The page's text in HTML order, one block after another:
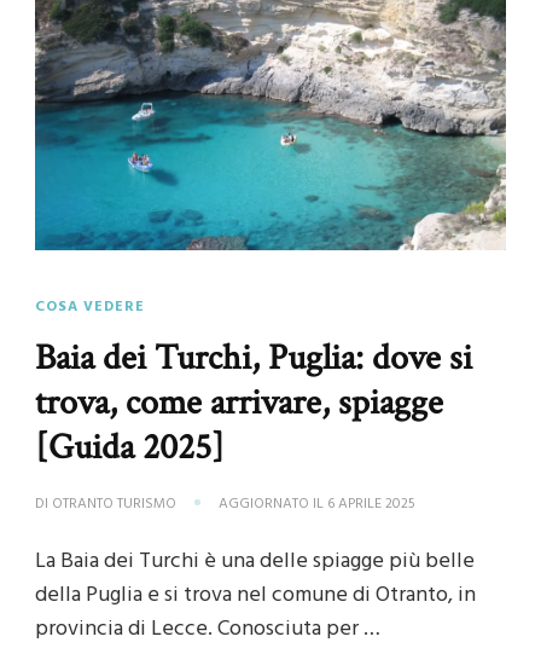
COSA VEDERE
Baia dei Turchi, Puglia: dove si
trova, come arrivare, spiagge
[Guida 2025]
DI OTRANTO TURISMO AGGIORNATO IL 6 APRILE 2025
La Baia dei Turchi è una delle spiagge più belle
della Puglia e si trova nel comune di Otranto, in
provincia di Lecce. Conosciuta per …